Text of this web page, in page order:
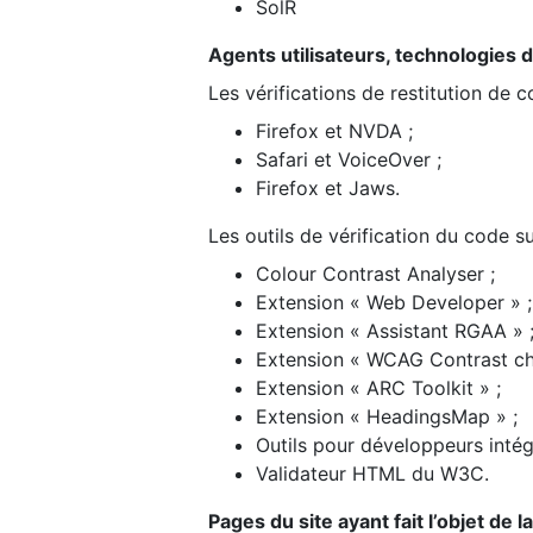
SolR
Agents utilisateurs, technologies
Les vérifications de restitution de
Firefox et NVDA ;
Safari et VoiceOver ;
Firefox et Jaws.
Les outils de vérification du code
Colour Contrast Analyser ;
Extension « Web Developer » ;
Extension « Assistant RGAA » ;
Extension « WCAG Contrast
Extension « ARC Toolkit » ;
Extension « HeadingsMap » ;
Outils pour développeurs
Validateur HTML du W3C.
Pages du site ayant fait l’objet de